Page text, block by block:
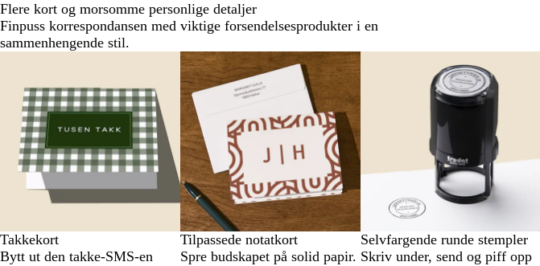
Flere kort og morsomme personlige detaljer
Finpuss korrespondansen med viktige forsendelsesprodukter i en
sammenhengende stil.
Takkekort
Bytt ut den takke-SMS-en
Tilpassede notatkort
Spre budskapet på solid papir.
Selvfargende runde stempler
Skriv under, send og piff opp